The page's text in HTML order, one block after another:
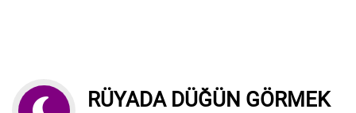
RÜYADA DÜĞÜN GÖRMEK